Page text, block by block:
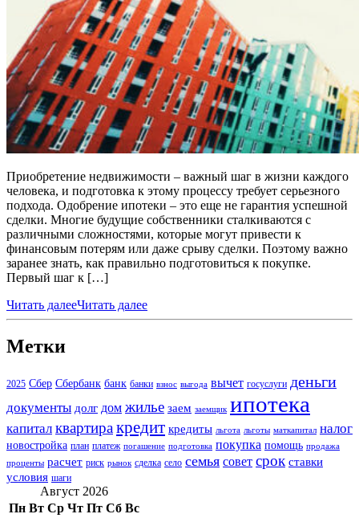
Приобретение недвижимости – важный шаг в жизни каждого
человека, и подготовка к этому процессу требует серьезного
подхода. Одобрение ипотеки – это еще не гарантия успешной
сделки. Многие будущие собственники сталкиваются с
различными сложностями, которые могут привести к
финансовым потерям или даже срыву сделки. Поэтому важно
заранее знать, как правильно подготовиться к покупке.
Первый шаг к […]
Читать далееЧитать далее
Метки
2025 Сбер Сбербанк банк банки взнос выгода вычет госуслуги деньги
документы долг дом жилье заем заемщик ипотека
капитал квартиракредит кредиты льгота льготы маткапитал налог
новостройка план платеж погашение подготовка покупка помощь продажа
проценты расчет риск рынок сделка село семья совет срок ставки
условия шаги
Август 2026
Пн Вт Ср Чт Пт Сб Вс